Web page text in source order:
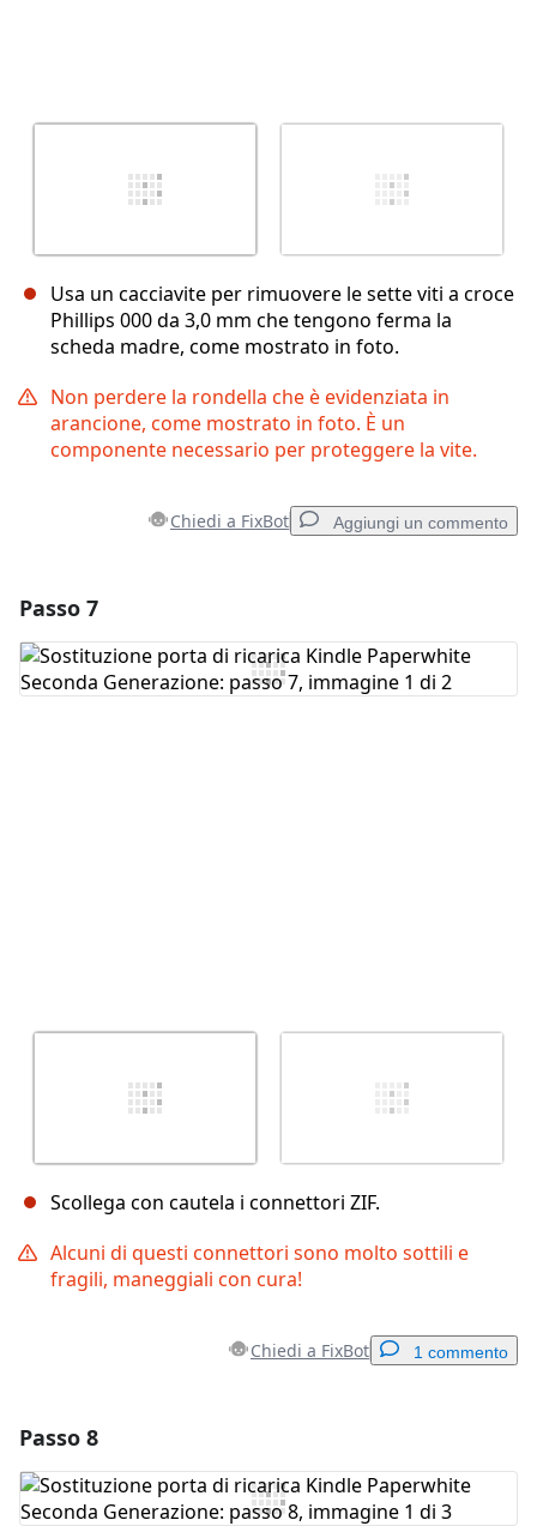
Usa un cacciavite per rimuovere le sette viti a croce
Phillips 000 da 3,0 mm che tengono ferma la
scheda madre, come mostrato in foto.
Non perdere la rondella che è evidenziata in
arancione, come mostrato in foto. È un
componente necessario per proteggere la vite.
Chiedi a FixBot Aggiungi un commento
Aggiungi Commento
Passo 7
Scollega con cautela i connettori ZIF.
Alcuni di questi connettori sono molto sottili e
fragili, maneggiali con cura!
Chiedi a FixBot 1 commento
Aggiungi Commento
Passo 8